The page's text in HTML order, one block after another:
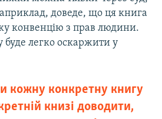
доведе, що ця книга
конвенцію з прав людини.
легко оскаржити у
кожну конкретну книгу
книзі доводити,